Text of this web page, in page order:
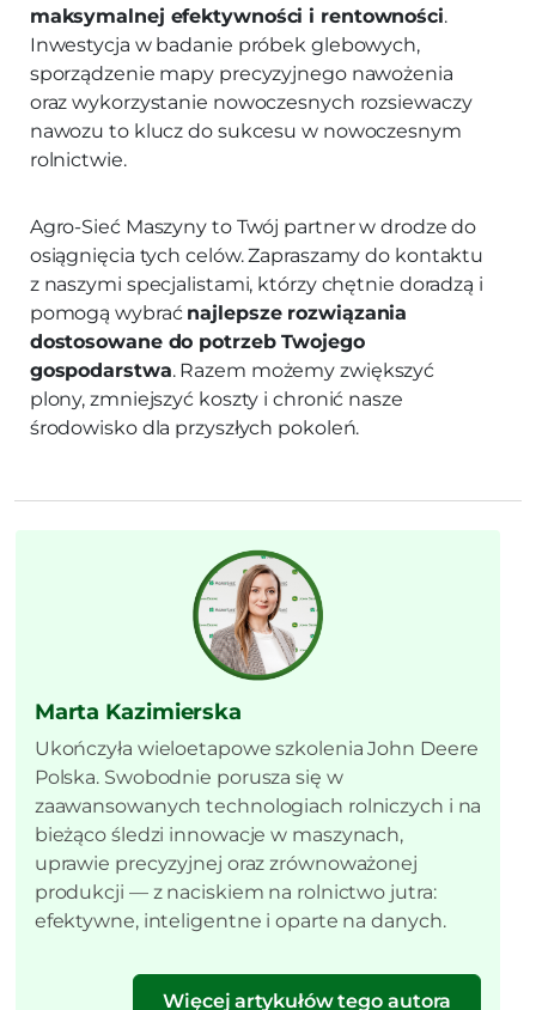
maksymalnej efektywności i rentowności.
Inwestycja w badanie próbek glebowych,
sporządzenie mapy precyzyjnego nawożenia
oraz wykorzystanie nowoczesnych rozsiewaczy
nawozu to klucz do sukcesu w nowoczesnym
rolnictwie.
Agro-Sieć Maszyny to Twój partner w drodze do
osiągnięcia tych celów. Zapraszamy do kontaktu
z naszymi specjalistami, którzy chętnie doradzą i
pomogą wybrać najlepsze rozwiązania
dostosowane do potrzeb Twojego
gospodarstwa. Razem możemy zwiększyć
plony, zmniejszyć koszty i chronić nasze
środowisko dla przyszłych pokoleń.
Marta Kazimierska
Ukończyła wieloetapowe szkolenia John Deere
Polska. Swobodnie porusza się w
zaawansowanych technologiach rolniczych i na
bieżąco śledzi innowacje w maszynach,
uprawie precyzyjnej oraz zrównoważonej
produkcji — z naciskiem na rolnictwo jutra:
efektywne, inteligentne i oparte na danych.
Więcej artykułów tego autora